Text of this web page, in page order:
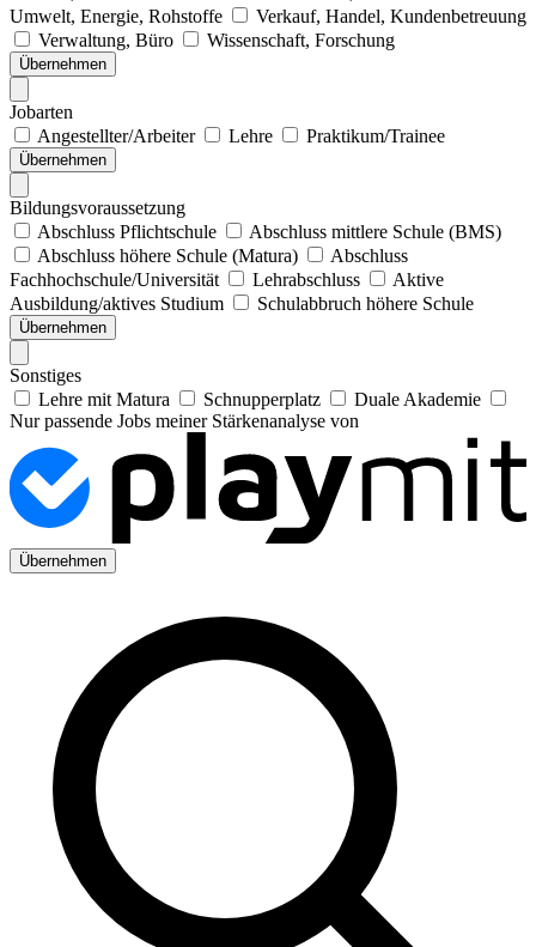
Umwelt, Energie, Rohstoffe
Verkauf, Handel, Kundenbetreuung
Verwaltung, Büro
Wissenschaft, Forschung
Übernehmen
Jobarten
Angestellter/Arbeiter
Lehre Praktikum/Trainee
Übernehmen
Bildungsvoraussetzung
Abschluss Pflichtschule
Abschluss mittlere Schule (BMS)
Abschluss höhere Schule (Matura)
Abschluss
Fachhochschule/Universität
Lehrabschluss
Aktive
Ausbildung/aktives Studium
Schulabbruch höhere Schule
Übernehmen
Sonstiges
Lehre mit Matura
Schnupperplatz
Duale Akademie
Nur passende Jobs meiner Stärkenanalyse von
Übernehmen